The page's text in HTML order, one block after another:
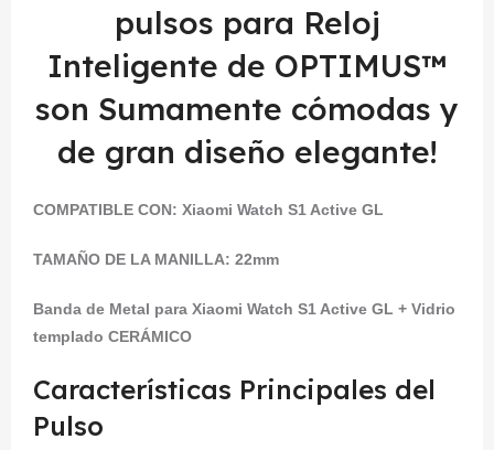
pulsos para Reloj
Inteligente de OPTIMUS™
son Sumamente cómodas y
de gran diseño elegante!
COMPATIBLE CON: Xiaomi Watch S1 Active GL
TAMAÑO DE LA MANILLA: 22mm
Banda de Metal para Xiaomi Watch S1 Active GL + Vidrio
templado CERÁMICO
Características Principales del
Pulso